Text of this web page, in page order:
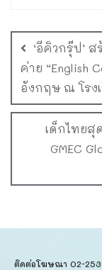
‘อีคิวกรุ๊ป’
ค่าย “English
อังกฤษ ณ โรง
เด็กไทยสุ
GMEC
ติดต่อโฆษณา 02-